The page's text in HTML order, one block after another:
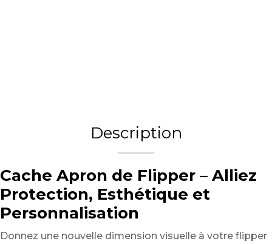
Description
Cache Apron de Flipper – Alliez
Protection, Esthétique et
Personnalisation
Donnez une nouvelle dimension visuelle à votre flipper